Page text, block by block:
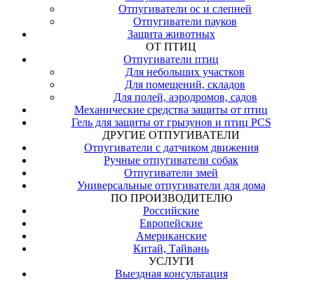
Отпугиватели ос и слепней
Отпугиватели пауков
Защита животных
ОТ ПТИЦ
Отпугиватели птиц
Для небольших участков
Для помещений, складов
Для полей, аэродромов, садов
Механические средства защиты от птиц
Гель для защиты от грызунов и птиц PCS
ДРУГИЕ ОТПУГИВАТЕЛИ
Отпугиватели с датчиком движения
Ручные отпугиватели собак
Отпугиватели змей
Универсальные отпугиватели для дома
ПО ПРОИЗВОДИТЕЛЮ
Российские
Европейские
Американские
Китай, Тайвань
УСЛУГИ
Выездная консультация